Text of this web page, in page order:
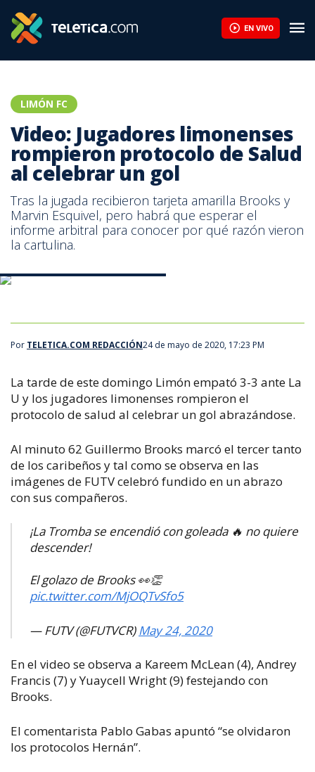
EN VIVO
LIMÓN FC
Video: Jugadores limonenses
rompieron protocolo de Salud
al celebrar un gol
Tras la jugada recibieron tarjeta amarilla Brooks y
Marvin Esquivel, pero habrá que esperar el
informe arbitral para conocer por qué razón vieron
la cartulina.
Por TELETICA.COM REDACCIÓN24 de mayo de 2020, 17:23 PM
La tarde de este domingo Limón empató 3-3 ante La
U y los jugadores limonenses rompieron el
protocolo de salud al celebrar un gol abrazándose.
Al minuto 62 Guillermo Brooks marcó el tercer tanto
de los caribeños y tal como se observa en las
imágenes de FUTV celebró fundido en un abrazo
con sus compañeros.
¡La Tromba se encendió con goleada 🔥 no quiere
descender!
El golazo de Brooks 👀👏
pic.twitter.com/MjOQTvSfo5
— FUTV (@FUTVCR) May 24, 2020
En el video se observa a Kareem McLean (4), Andrey
Francis (7) y Yuaycell Wright (9) festejando con
Brooks.
El comentarista Pablo Gabas apuntó “se olvidaron
los protocolos Hernán”.